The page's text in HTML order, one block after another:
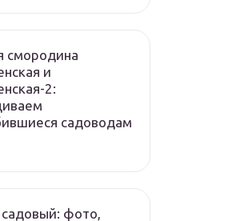
смородина
и
2:
садоводам
фото,